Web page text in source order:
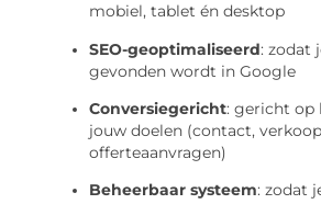
mobiel, tablet én desktop
SEO-geoptimaliseerd: zodat
gevonden wordt in Google
Conversiegericht: gericht op
jouw doelen (contact,
offerteaanvragen)
Beheerbaar systeem: zodat